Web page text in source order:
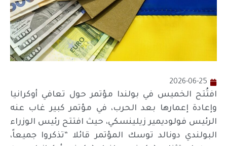
2026-06-25
افتُتح الخميس في بولندا مؤتمر حول تعافي أوكرانيا
وإعادة إعمارها بعد الحرب، في مؤتمر كبير غاب عنه
الرئيس فولوديمير زيلينسكي، حيث افتتح رئيس الوزراء
البولندي دونالد توسك المؤتمر قائلا “تذكروا جميعاً،